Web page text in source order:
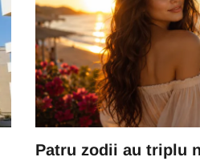
Patru zodii au triplu